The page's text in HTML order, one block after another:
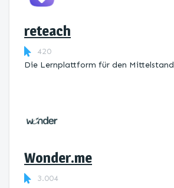
reteach
420
Die Lernplattform ​für den Mittelstand
Wonder.me
3.004